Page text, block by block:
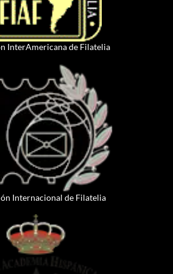
InterAmericana de Filatelia
Internacional de Filatelia